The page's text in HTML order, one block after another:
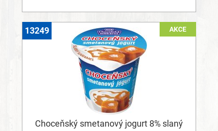
AKCE
Choceňský smetanový jogurt 8% slaný
13249